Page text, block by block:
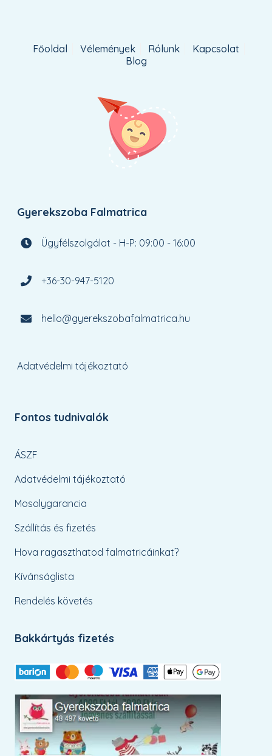
Főoldal Vélemények Rólunk
Kapcsolat
Blog
Gyerekszoba Falmatrica
Ügyfélszolgálat - H-P: 09:00 - 16:00
+36-30-947-5120
hello@gyerekszobafalmatrica.hu
Adatvédelmi tájékoztató
Fontos tudnivalók
ÁSZF
Adatvédelmi tájékoztató
Mosolygarancia
Szállítás és fizetés
Hova ragaszthatod falmatricáinkat?
Kívánságlista
Rendelés követés
Bakkártyás fizetés